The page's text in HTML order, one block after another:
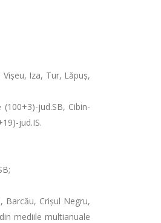
Iza, Tur, Lăpuș,
jud.SB, Cibin-
jud.IS.
Barcău, Crişul Negru,
mediile multianuale